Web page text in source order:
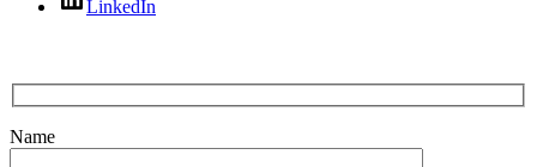
LinkedIn
Name